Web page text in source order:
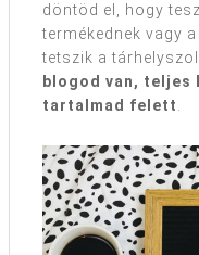
döntöd el, hogy
termékednek vagy
tetszik a
blogod van, teljes
tartalmad felett